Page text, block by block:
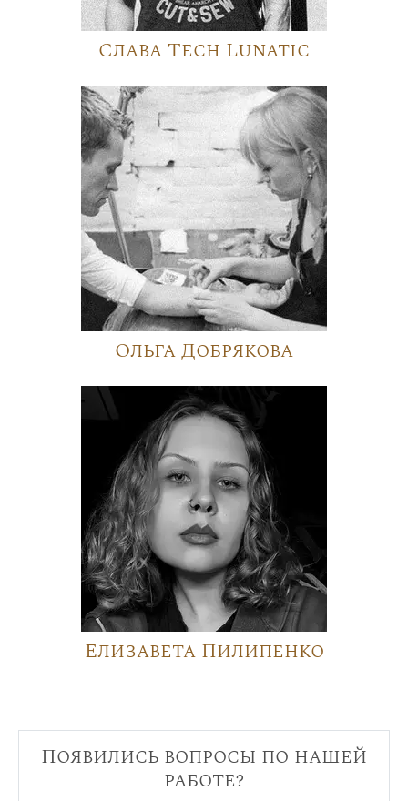
Слава Tech Lunatic
Ольга Добрякова
Елизавета Пилипенко
Появились вопросы по нашей
работе?